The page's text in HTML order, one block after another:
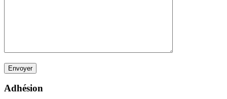
Adhésion